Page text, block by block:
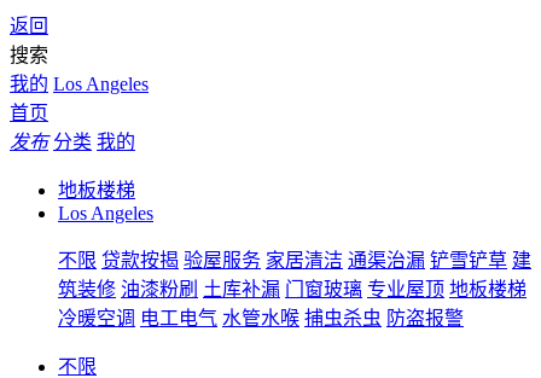
返回
搜索
我的 Los Angeles
首页
发布 分类 我的
地板楼梯
Los Angeles
不限 贷款按揭 验屋服务 家居清洁 通渠治漏 铲雪铲草 建
筑装修 油漆粉刷 土库补漏 门窗玻璃 专业屋顶 地板楼梯
冷暖空调 电工电气 水管水喉 捕虫杀虫 防盗报警
不限